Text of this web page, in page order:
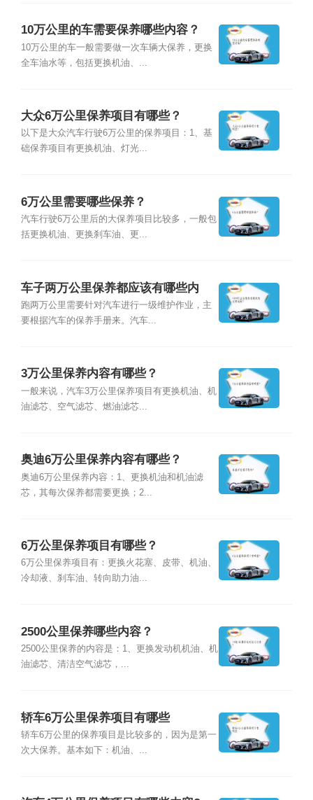
10万公里的车需要保养哪些内容？
10万公里的车一般需要做一次车辆大保养，更换
全车油水等，包括更换机油、...
大众6万公里保养项目有哪些？
以下是大众汽车行驶6万公里的保养项目：1、基
础保养项目有更换机油、灯光...
6万公里需要哪些保养？
汽车行驶6万公里后的大保养项目比较多，一般包
括更换机油、更换刹车油、更...
车子两万公里保养都应该有哪些内
容？
跑两万公里需要针对汽车进行一级维护作业，主
要根据汽车的保养手册来。汽车...
3万公里保养内容有哪些？
一般来说，汽车3万公里保养项目有更换机油、机
油滤芯、空气滤芯、燃油滤芯...
奥迪6万公里保养内容有哪些？
奥迪6万公里保养内容：1、更换机油和机油滤
芯，其每次保养都需要更换；2...
6万公里保养项目有哪些？
6万公里保养项目有：更换火花塞、皮带、机油、
冷却液、刹车油、转向助力油...
2500公里保养哪些内容？
2500公里保养的内容是：1、更换发动机机油、机
油滤芯、清洁空气滤芯，...
轿车6万公里保养项目有哪些
轿车6万公里的保养项目是比较多的，因为是第一
次大保养。基本如下：机油、...